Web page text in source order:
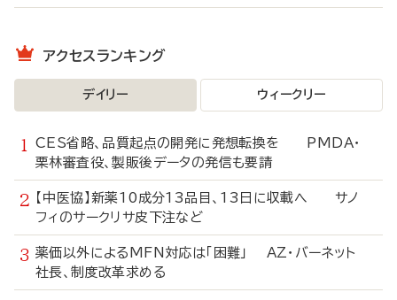
アクセスランキング
デイリー ウィークリー
CES省略、品質起点の開発に発想転換を PMDA・
栗林審査役、製販後データの発信も要請
【中医協】新薬10成分13品目、13日に収載へ サノ
フィのサークリサ皮下注など
薬価以外によるMFN対応は「困難」 AZ・バーネット
社長、制度改革求める